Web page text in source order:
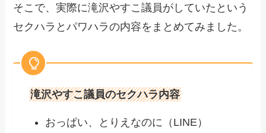
そこで、実際に滝沢やすこ議員がしていたという
セクハラとパワハラの内容をまとめてみました。
滝沢やすこ議員のセクハラ内容
おっぱい、とりえなのに（LINE）